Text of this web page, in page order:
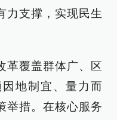
力支撑，实现民生
革覆盖群体广、区
地制宜、量力而
举措。在核心服务